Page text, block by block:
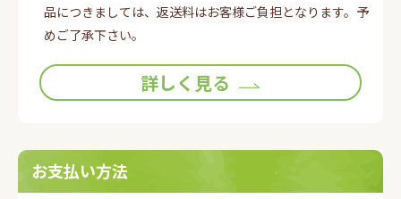
品につきましては、返送料はお客様ご負担となります。予
めご了承下さい。
詳しく見る
お支払い方法